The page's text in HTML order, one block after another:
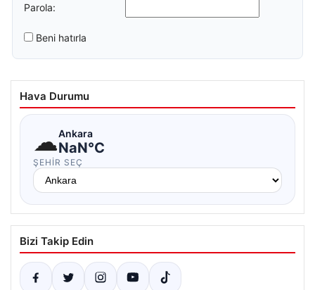
Parola:
Beni hatırla
Hava Durumu
☁Ankara
NaN°C
ŞEHIR SEÇ
Bizi Takip Edin